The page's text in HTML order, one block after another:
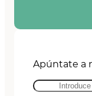
Apúntate a